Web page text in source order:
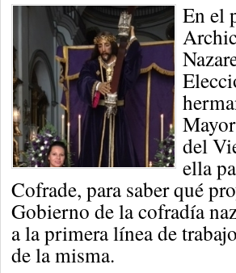
En el
del
ella
Cofrade, para saber qué
Gobierno de la cofradía
a la primera línea de
de la misma.